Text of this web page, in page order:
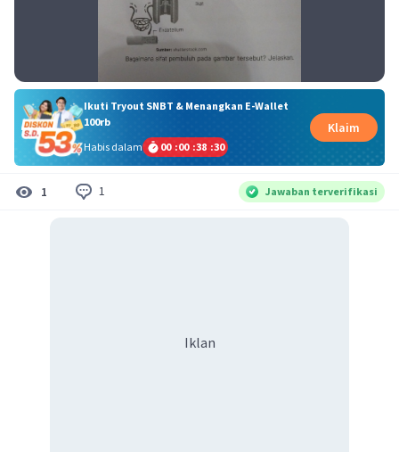
Ikuti Tryout SNBT & Menangkan E-Wallet
100rb
Habis dalam
00 :00 :38 :30
Klaim
1 1 Jawaban terverifikasi
Iklan